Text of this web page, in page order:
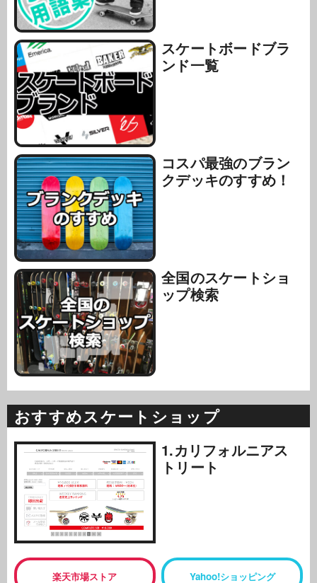
スケートボードブラ
ンド一覧
コスパ最強のブラン
クデッキのすすめ！
全国のスケートショ
ップ検索
おすすめスケートショップ
1.カリフォルニアス
トリート
楽天市場ストア Yahoo!ショッピング